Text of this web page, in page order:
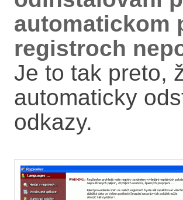
automatickom
registroch
Je to tak preto,
automaticky
odkazy.